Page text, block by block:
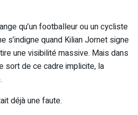
qu’un footballeur ou un cycliste
s’indigne quand Kilian Jornet signe
une visibilité massive. Mais dans
sort de ce cadre implicite, la
déjà une faute.